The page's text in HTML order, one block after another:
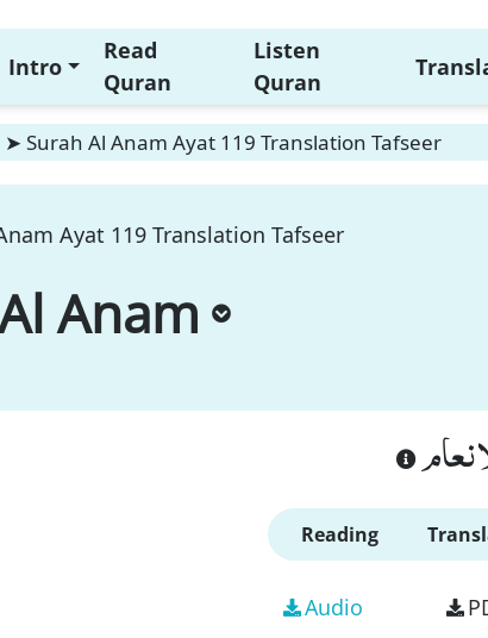
Intro
Read
Quran
Listen
Quran
➤ Surah Al Anam Ayat 119 Translation Tafseer
Ayat 119 Translation Tafseer
Anam
Reading
Audio